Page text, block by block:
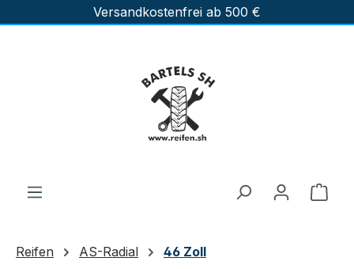
Zum Hauptinhalt springenVersandkostenfrei ab 500 €
Reifen AS-Radial 46 Zoll